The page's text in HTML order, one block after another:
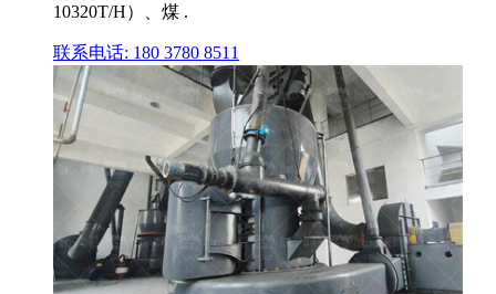
10320T/H）、煤 .
联系电话: 180 3780 8511